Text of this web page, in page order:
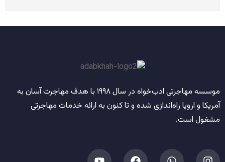
موسسه مهاجرتی ادب‌خواه در سال
با هدف مهاجرت آسان به
آمریکا و اروپا راه‌اندازی شده و تا کنون به ارائه خدمات مهاجرتی
مشغول است.